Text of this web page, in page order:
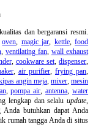
dan bergaransi resmi.
oven, magic jar, kettle,food
, ventilating fan, wall exhaust
, cookware set,dispenser,
, air purifier, frying pan,
angin meja, mixer,mesin
,pompa air,antenna,water
lengkap dan selalu update,
Anda butuhkan dapat Anda
rumah tangga Anda di situs